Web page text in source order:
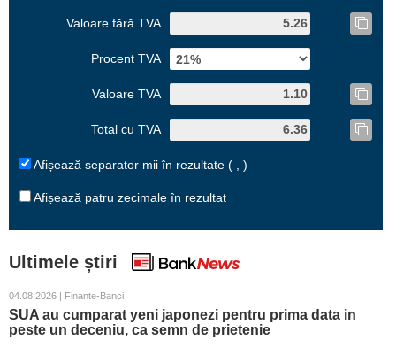
Valoare fără TVA
Procent TVA
Valoare TVA
Total cu TVA
Afișează separator mii în rezultate ( , )
Afișează patru zecimale în rezultat
Ultimele știri
04.08.2026 | Finante-Banci
SUA au cumparat yeni japonezi pentru prima data in
peste un deceniu, ca semn de prietenie